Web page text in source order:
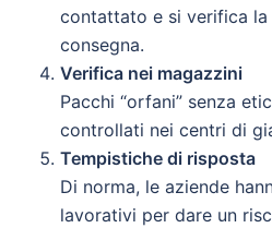
contattato e si verifica
consegna.
Verifica nei magazzini
Pacchi “orfani” senza
controllati nei centri di
Tempistiche di risposta
Di norma, le aziende
lavorativi per dare un